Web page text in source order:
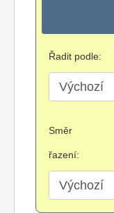
Řadit podle:
Směr
řazení: